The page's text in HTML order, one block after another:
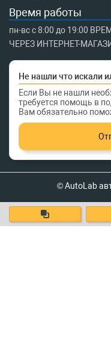
Время работы
пн-вс с 8:00 до 19:00
ЧЕРЕЗ ИНТЕРНЕТ-
Не нашли что искали
Если Вы не нашли
требуется помощь в
Вам обязательно
© AutoLab